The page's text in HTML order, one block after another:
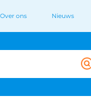
Over ons Nieuws